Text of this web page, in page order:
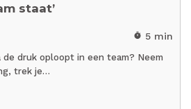
staat’
timer 5 min
de druk oploopt in een team? Neem
trek je…